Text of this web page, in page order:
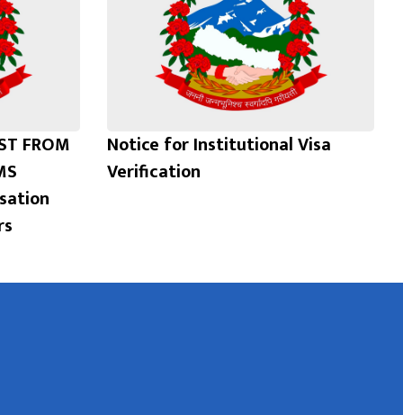
FROM
Notice for Institutional Visa
Verification